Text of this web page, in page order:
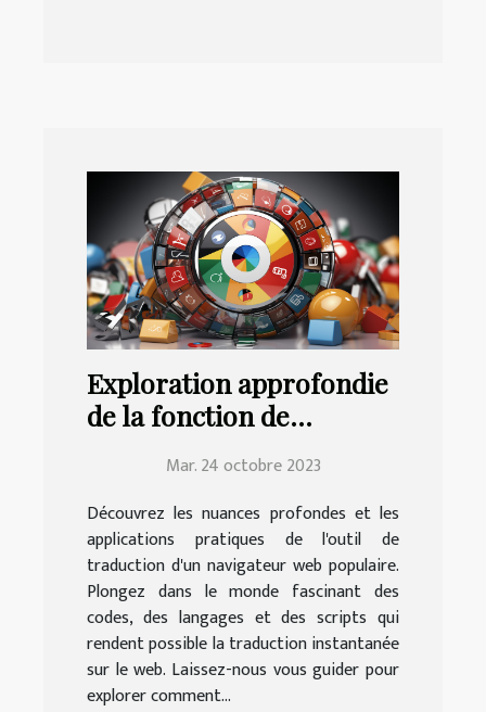
Exploration approfondie
de la fonction de
Chrome | Education.fr
Mar. 24 octobre 2023
Découvrez les nuances profondes et les
applications pratiques de l'outil de
traduction d'un navigateur web populaire.
Plongez dans le monde fascinant des
codes, des langages et des scripts qui
rendent possible la traduction instantanée
sur le web. Laissez-nous vous guider pour
explorer comment...